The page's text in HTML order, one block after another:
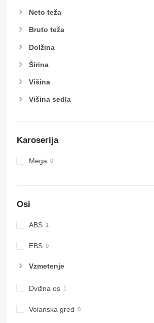
Neto teža
Bruto teža
Dolžina
Širina
Višina
Višina sedla
Karoserija
Mega
Osi
ABS
EBS
Vzmetenje
Dvižna os
Volanska gred